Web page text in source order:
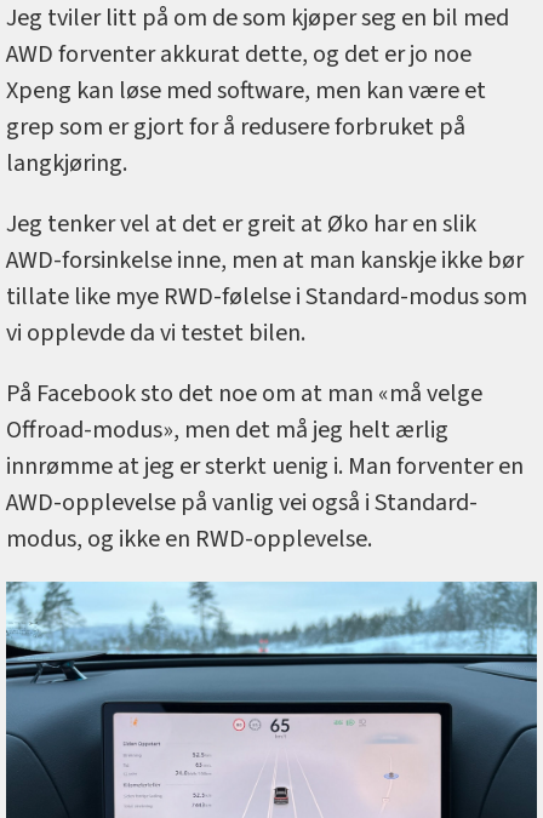
Jeg tviler litt på om de som kjøper seg en bil med
AWD forventer akkurat dette, og det er jo noe
Xpeng kan løse med software, men kan være et
grep som er gjort for å redusere forbruket på
langkjøring.
Jeg tenker vel at det er greit at Øko har en slik
AWD-forsinkelse inne, men at man kanskje ikke bør
tillate like mye RWD-følelse i Standard-modus som
vi opplevde da vi testet bilen.
På Facebook sto det noe om at man «må velge
Offroad-modus», men det må jeg helt ærlig
innrømme at jeg er sterkt uenig i. Man forventer en
AWD-opplevelse på vanlig vei også i Standard-
modus, og ikke en RWD-opplevelse.